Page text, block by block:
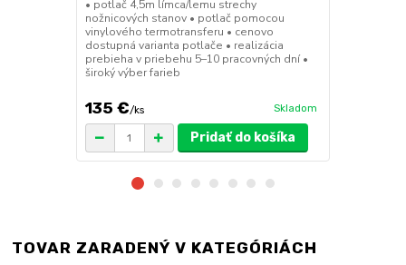
• potlač 4,5m límca/lemu strechy
nožnicových stanov • potlač pomocou
vinylového termotransferu • cenovo
dostupná varianta potlače • realizácia
prebieha v priebehu 5–10 pracovných dní •
široký výber farieb
135 €/ks Skladom
Pridať do košíka
TOVAR ZARADENÝ V KATEGÓRIÁCH